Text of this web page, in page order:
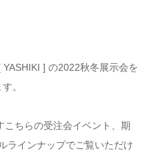
] の2022秋冬展示会を
。
ちらの受注会イベント、期
ラインナップでご覧いただけ